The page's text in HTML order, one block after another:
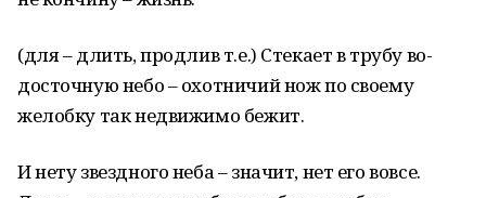
(для – длить, продлив т.е.) Стекает в трубу во­
досточную небо – охотничий нож по своему
желобку так недвижи­мо бежит.
И нету звездного неба – значит, нет его вовсе.